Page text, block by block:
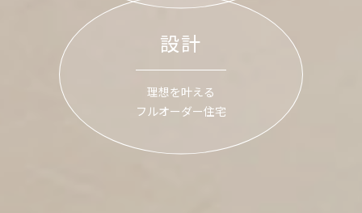
設計
理想を叶える
フルオーダー住宅